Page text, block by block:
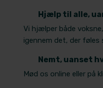
Hjælp til alle,
Vi hjælper både
igennem det, der
Nemt, uanset
Mød os online eller på